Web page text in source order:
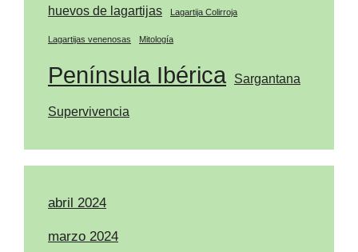
huevos de lagartijas Lagartija Colirroja
Lagartijas venenosas Mitología
Península Ibérica Sargantana
Supervivencia
abril 2024
marzo 2024